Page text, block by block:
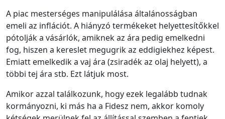
A piac mesterséges manipulálása általánosságban
emeli az inflációt. A hiányzó termékeket helyettesítőkkel
pótolják a vásárlók, amiknek az ára pedig emelkedni
fog, hiszen a kereslet megugrik az eddigiekhez képest.
Emiatt emelkedik a vaj ára (zsiradék az olaj helyett), a
többi tej ára stb. Ezt látjuk most.
Amikor azzal találkozunk, hogy ezek legalább tudnak
kormányozni, ki más ha a Fidesz nem, akkor komoly